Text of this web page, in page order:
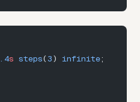
.4s steps(3) infinite;